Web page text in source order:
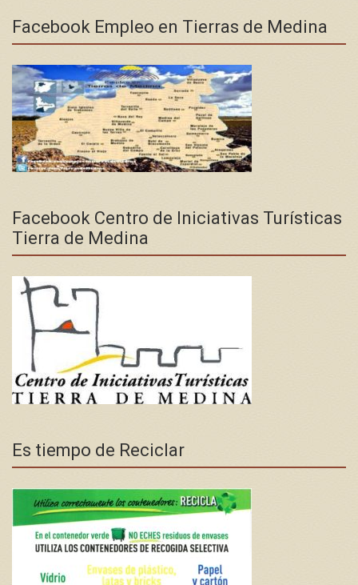
Facebook Empleo en Tierras de Medina
Facebook Centro de Iniciativas Turísticas
Tierra de Medina
Es tiempo de Reciclar